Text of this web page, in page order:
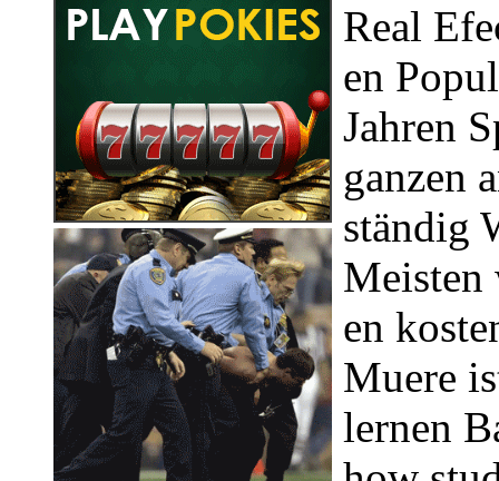
Real
en
Jahren
ganzen
ständig
Meisten
en
Muere
lernen